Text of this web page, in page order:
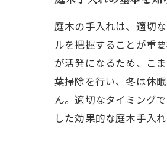
庭木の手入れは、適切
ルを把握することが重
が活発になるため、こ
葉掃除を行い、冬は休
ん。適切なタイミング
した効果的な庭木手入